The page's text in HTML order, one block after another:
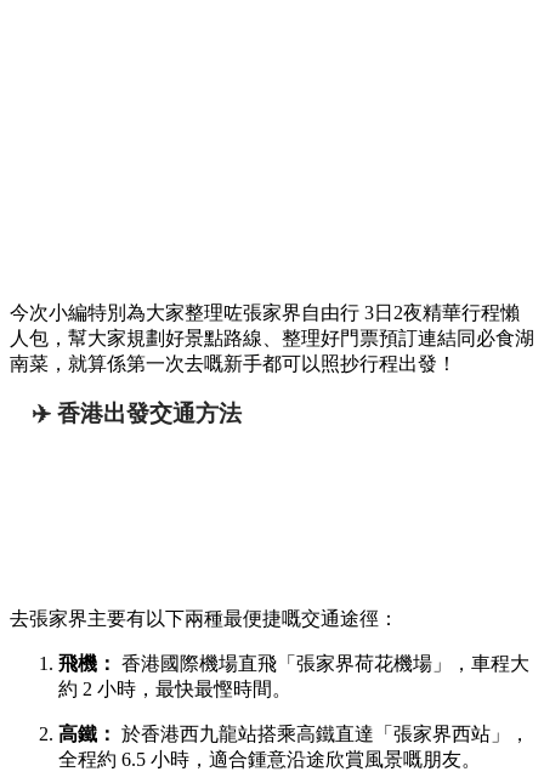
今次小編特別為大家整理咗張家界自由行 3日2夜精華行程懶
人包，幫大家規劃好景點路線、整理好門票預訂連結同必食湖
南菜，就算係第一次去嘅新手都可以照抄行程出發！
✈️ 香港出發交通方法
去張家界主要有以下兩種最便捷嘅交通途徑：
飛機： 香港國際機場直飛「張家界荷花機場」，車程大
約 2 小時，最快最慳時間。
高鐵： 於香港西九龍站搭乘高鐵直達「張家界西站」，
全程約 6.5 小時，適合鍾意沿途欣賞風景嘅朋友。